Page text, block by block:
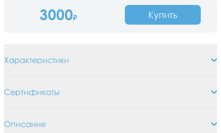
3000₽ Купить
Характеристики
Сертификаты
Описание